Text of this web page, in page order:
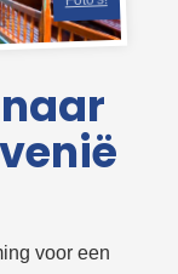
voor een